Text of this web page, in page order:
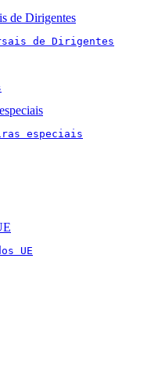
de Dirigentes
de Dirigentes
especiais
UE